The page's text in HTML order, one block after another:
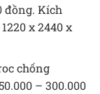
đồng. Kích
x 2440 x
chống
– 300.000